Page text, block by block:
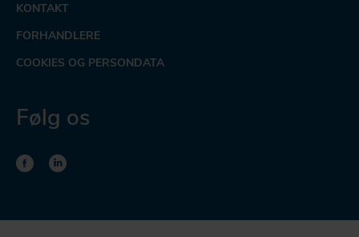
KONTAKT
FORHANDLERE
COOKIES OG PERSONDATA
Følg os